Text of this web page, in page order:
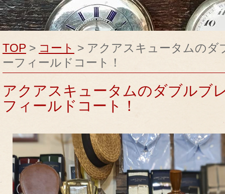
TOP > コート > アクアスキュータムのダ
ーフィールドコート！
アクアスキュータムのダブルブ
フィールドコート！